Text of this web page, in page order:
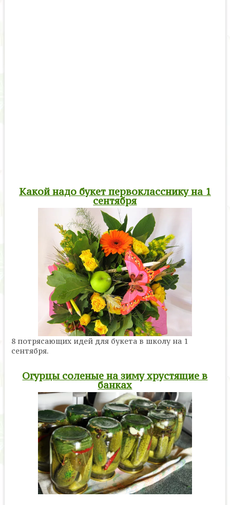
Какой надо букет первокласснику на 1
сентября
8 потрясающих идей для букета в школу на 1
сентября.
Огурцы соленые на зиму хрустящие в
банках